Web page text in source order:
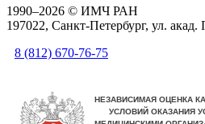
1990–2026 © ИМЧ РАН
197022, Санкт-Петербург, ул. акад.
8 (812) 670-76-75